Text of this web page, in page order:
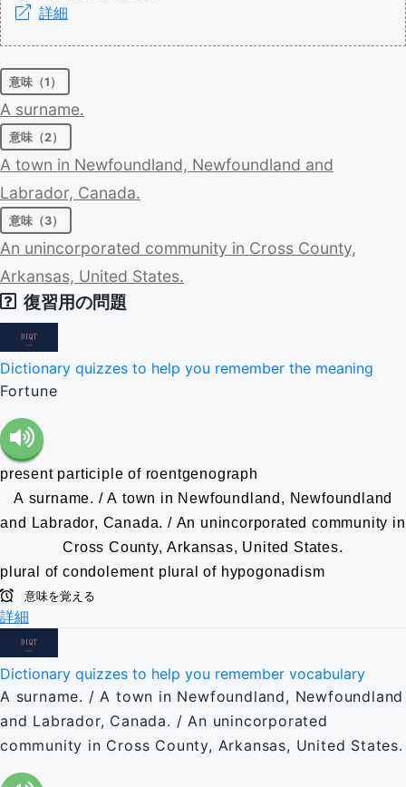
詳細
意味（1）
A surname.
意味（2）
A town in Newfoundland, Newfoundland and
Labrador, Canada.
意味（3）
An unincorporated community in Cross County,
Arkansas, United States.
復習用の問題
Dictionary quizzes to help you remember the meaning
Fortune
present participle of roentgenograph
A surname. / A town in Newfoundland, Newfoundland
and Labrador, Canada. / An unincorporated community in
Cross County, Arkansas, United States.
plural of condolement plural of hypogonadism
意味を覚える
詳細
Dictionary quizzes to help you remember vocabulary
A surname. / A town in Newfoundland, Newfoundland
and Labrador, Canada. / An unincorporated
community in Cross County, Arkansas, United States.